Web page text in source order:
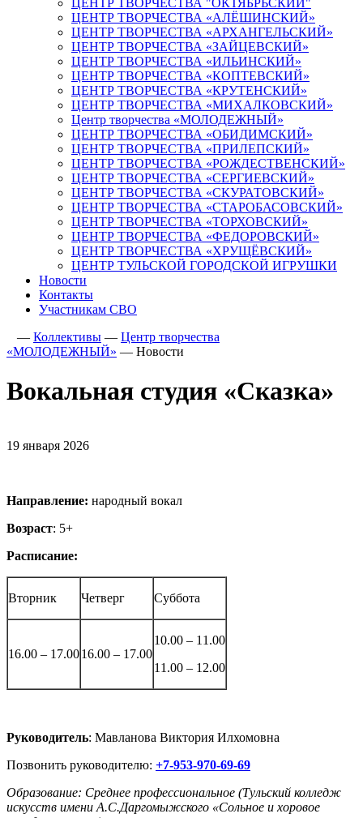
ЦЕНТР ТВОРЧЕСТВА «АЛЁШИНСКИЙ»
ЦЕНТР ТВОРЧЕСТВА «АРХАНГЕЛЬСКИЙ»
ЦЕНТР ТВОРЧЕСТВА «ЗАЙЦЕВСКИЙ»
ЦЕНТР ТВОРЧЕСТВА «ИЛЬИНСКИЙ»
ЦЕНТР ТВОРЧЕСТВА «КОПТЕВСКИЙ»
ЦЕНТР ТВОРЧЕСТВА «КРУТЕНСКИЙ»
ЦЕНТР ТВОРЧЕСТВА «МИХАЛКОВСКИЙ»
Центр творчества «МОЛОДЕЖНЫЙ»
ЦЕНТР ТВОРЧЕСТВА «ОБИДИМСКИЙ»
ЦЕНТР ТВОРЧЕСТВА «ПРИЛЕПСКИЙ»
ЦЕНТР ТВОРЧЕСТВА «РОЖДЕСТВЕНСКИЙ»
ЦЕНТР ТВОРЧЕСТВА «СЕРГИЕВСКИЙ»
ЦЕНТР ТВОРЧЕСТВА «СКУРАТОВСКИЙ»
ЦЕНТР ТВОРЧЕСТВА «СТАРОБАСОВСКИЙ»
ЦЕНТР ТВОРЧЕСТВА «ТОРХОВСКИЙ»
ЦЕНТР ТВОРЧЕСТВА «ФЕДОРОВСКИЙ»
ЦЕНТР ТВОРЧЕСТВА «ХРУЩЁВСКИЙ»
ЦЕНТР ТУЛЬСКОЙ ГОРОДСКОЙ ИГРУШКИ
Новости
Контакты
Участникам СВО
— Коллективы — Центр творчества
«МОЛОДЕЖНЫЙ» — Новости
Вокальная студия «Сказка»
19 января 2026
Направление: народный вокал
Возраст: 5+
Расписание:
Вторник Четверг Суббота
16.00 – 17.0016.00 – 17.00
10.00 – 11.00
11.00 – 12.00
Руководитель: Мавланова Виктория Илхомовна
Позвонить руководителю: +7-953-970-69-69
Образование: Среднее профессиональное (Тульский колледж
искусств имени А.С.Даргомыжского «Сольное и хоровое